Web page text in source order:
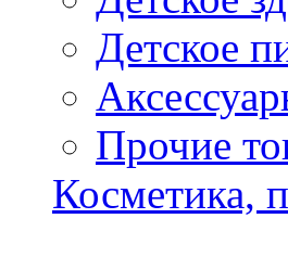
Детское
Прочие
Косметика,